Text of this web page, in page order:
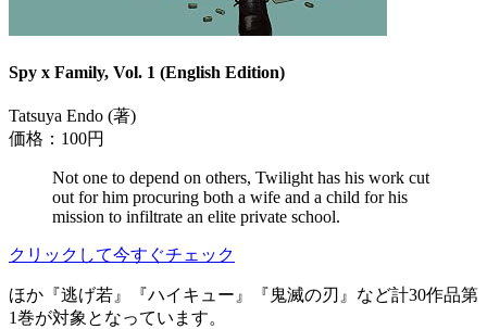
Spy x Family, Vol. 1 (English Edition)
Tatsuya Endo (著)
価格：100円
Not one to depend on others, Twilight has his work cut
out for him procuring both a wife and a child for his
mission to infiltrate an elite private school.
クリックして今すぐチェック
ほか『逃げ若』『ハイキュー』『鬼滅の刃』など計30作品第
1巻が対象となっています。